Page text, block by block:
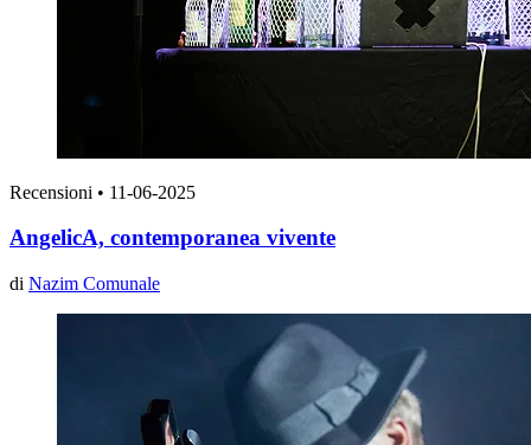
Recensioni • 11-06-2025
AngelicA, contemporanea vivente
di Nazim Comunale